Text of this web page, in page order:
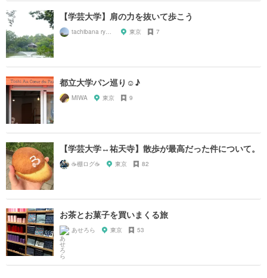
【学芸大学】肩の力を抜いて歩こう
東京 7
都立大学パン巡り☺︎♪
MIWA 東京 9
【学芸大学↔︎祐天寺】散歩が最高だった件について。
☕️棚ログ☕️ 東京 82
お茶とお菓子を買いまくる旅
あせろら 東京 53